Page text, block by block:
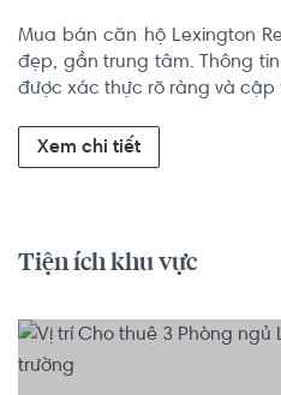
Mua bán căn hộ Lexington
đẹp, gần trung tâm. Thông
được xác thực rõ ràng và cập
Xem chi tiết
Tiện ích khu vực